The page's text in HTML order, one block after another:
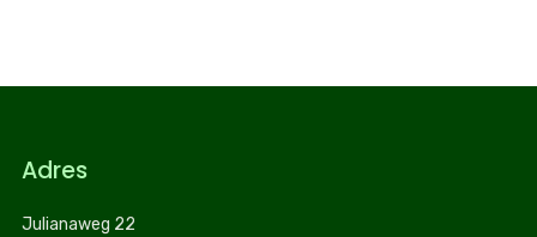
Adres
Julianaweg 22